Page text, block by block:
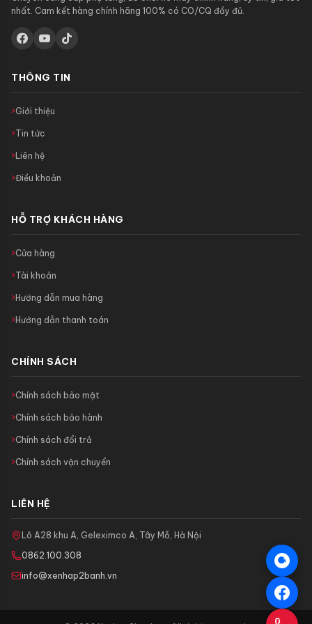
nhất. Cam kết hàng chính hãng 100% có CO/CQ đầy đủ.
THÔNG TIN
Giới thiệu
Tin tức
Liên hệ
Điều khoản
HỖ TRỢ KHÁCH HÀNG
Cửa hàng
Tài khoản
Hướng dẫn mua hàng
Hướng dẫn thanh toán
CHÍNH SÁCH
Chính sách bảo mật
Chính sách bảo hành
Chính sách đổi trả
Chính sách vận chuyển
LIÊN HỆ
Lô A28 khu A, Geleximco A, Tây Mỗ, Hà Nội
0862.100.308
info@xenhap2banh.vn